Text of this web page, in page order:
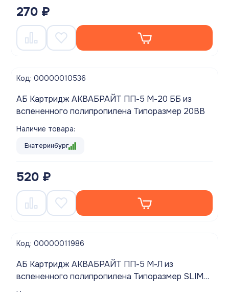
270 ₽
Код: 00000010536
АБ Картридж АКВАБРАЙТ ПП-5 М-20 ББ из
вспененного полипропилена Типоразмер 20ВВ
Наличие товара:
Екатеринбург
520 ₽
Код: 00000011986
АБ Картридж АКВАБРАЙТ ПП-5 М-Л из
вспененного полипропилена Типоразмер SLIM
20"